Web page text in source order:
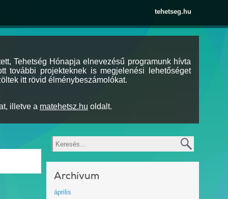
tehetseg.hu
Tehetség Hónapja elnevezésű programunk hívta
további projekteknek is megjelenési lehetőséget
itt rövid élménybeszámolókat.
illetve a matehetsz.hu oldalt.
Keresés
Archívum
április